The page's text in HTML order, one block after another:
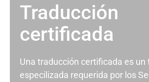
Traducción
certificada
Una traducción certificada es un
especilizada requerida por los